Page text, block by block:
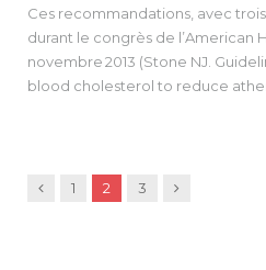
Ces recommandations, avec
durant le congrès de l’American
novembre 2013 (Stone NJ.
blood cholesterol to reduce
Précédent
1 2 3 Suivant